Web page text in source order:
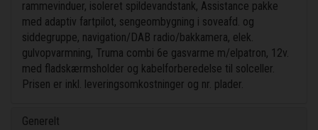
rammevinduer, isoleret spildevandstank, Assistance pakke
med adaptiv fartpilot, sengeombygning i soveafd. og
siddegruppe, navigation/DAB radio/bakkamera, elek.
gulvopvarmning, Truma combi 6e gasvarme m/elpatron, 12v.
med fladskærmsholder og kabelforberedelse til solceller.
Prisen er inkl. leveringsomkostninger og nr. plader.
Generelt